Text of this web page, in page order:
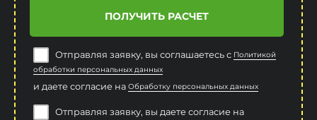
ПОЛУЧИТЬ РАСЧЕТ
Отправляя заявку, вы соглашаетесь с Политикой
обработки персональных данных
и даете согласие на Обработку персональных данных
Отправляя заявку, вы даете согласие на